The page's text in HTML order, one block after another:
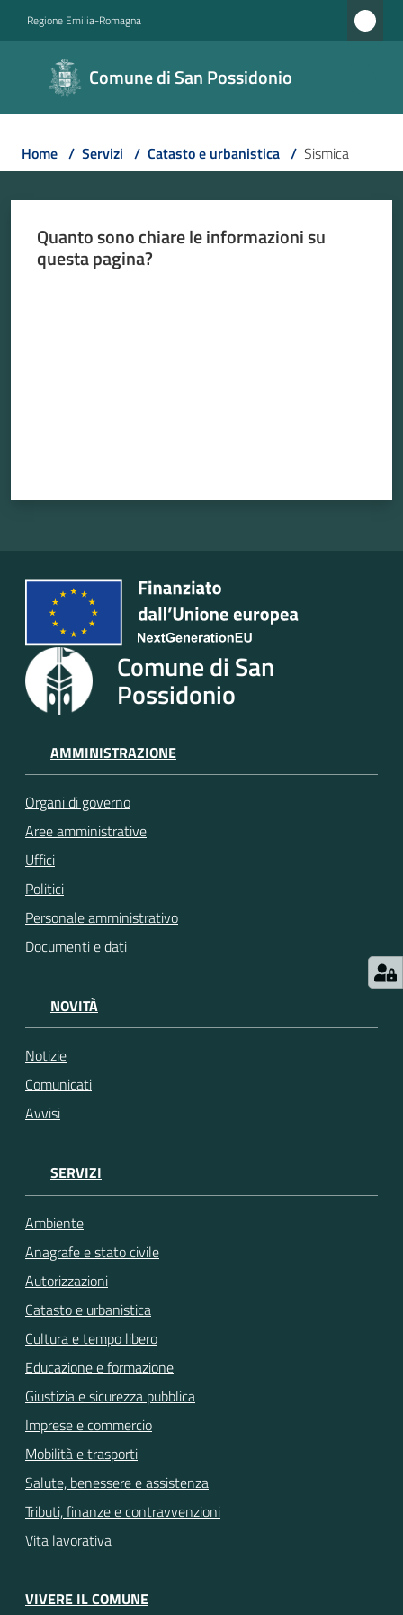
Regione Emilia-Romagna
Comune di San Possidonio
Comune di
San
Possidonio
Amministrazione
Novità
Atti
pretorio
Sportello
telematico
SUE
argomenti...
Seguici
Home / Servizi / Catasto e urbanistica / Sismica
Quanto sono chiare le informazioni su
questa pagina?
Comune di San
Possidonio
AMMINISTRAZIONE
Organi di governo
Aree amministrative
Uffici
Politici
Personale amministrativo
Documenti e dati
NOVITÀ
Notizie
Comunicati
Avvisi
SERVIZI
Ambiente
Anagrafe e stato civile
Autorizzazioni
Catasto e urbanistica
Cultura e tempo libero
Educazione e formazione
Giustizia e sicurezza pubblica
Imprese e commercio
Mobilità e trasporti
Salute, benessere e assistenza
Tributi, finanze e contravvenzioni
Vita lavorativa
VIVERE IL COMUNE